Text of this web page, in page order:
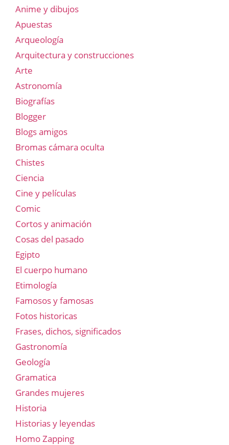
Anime y dibujos
Apuestas
Arqueología
Arquitectura y construcciones
Arte
Astronomía
Biografías
Blogger
Blogs amigos
Bromas cámara oculta
Chistes
Ciencia
Cine y películas
Comic
Cortos y animación
Cosas del pasado
Egipto
El cuerpo humano
Etimología
Famosos y famosas
Fotos historicas
Frases, dichos, significados
Gastronomía
Geología
Gramatica
Grandes mujeres
Historia
Historias y leyendas
Homo Zapping